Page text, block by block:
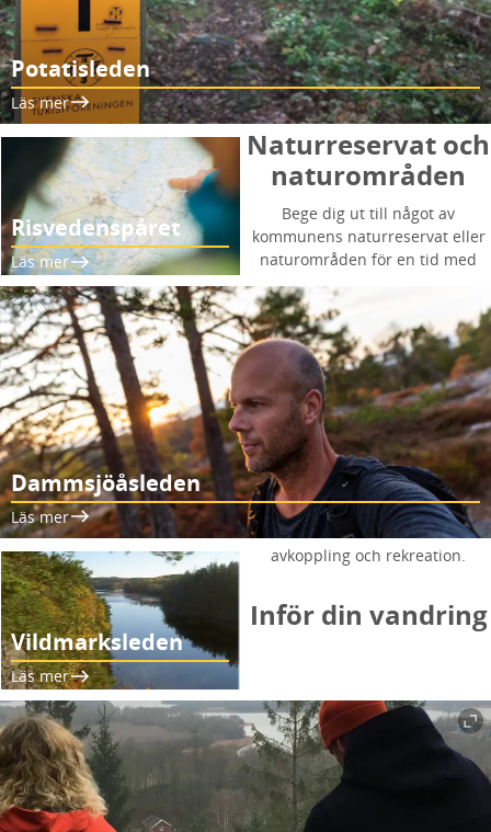
Potatisleden
Läs mer
Risvedenspåret
Läs mer
Dammsjöåsleden
Läs mer
Vildmarksleden
Läs mer
Naturreservat och
naturområden
Bege dig ut till något av
kommunens naturreservat eller
naturområden för en tid med
avkoppling och rekreation.
Inför din vandring